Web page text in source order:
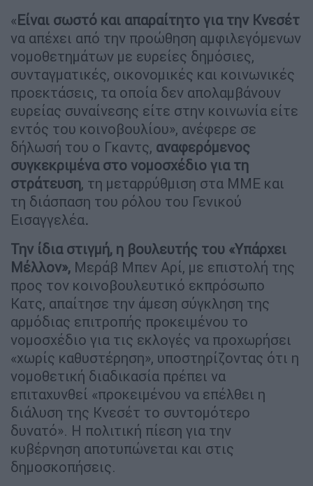
«Είναι σωστό και απαραίτητο για την Κνεσέτ
να απέχει από την προώθηση αμφιλεγόμενων
νομοθετημάτων με ευρείες δημόσιες,
συνταγματικές, οικονομικές και κοινωνικές
προεκτάσεις, τα οποία δεν απολαμβάνουν
ευρείας συναίνεσης είτε στην κοινωνία είτε
εντός του κοινοβουλίου», ανέφερε σε
δήλωσή του ο Γκαντς, αναφερόμενος
συγκεκριμένα στο νομοσχέδιο για τη
στράτευση, τη μεταρρύθμιση στα ΜΜΕ και
τη διάσπαση του ρόλου του Γενικού
Εισαγγελέα.
Την ίδια στιγμή, η βουλευτής του «Υπάρχει
Μέλλον», Μεράβ Μπεν Αρί, με επιστολή της
προς τον κοινοβουλευτικό εκπρόσωπο
Κατς, απαίτησε την άμεση σύγκληση της
αρμόδιας επιτροπής προκειμένου το
νομοσχέδιο για τις εκλογές να προχωρήσει
«χωρίς καθυστέρηση», υποστηρίζοντας ότι η
νομοθετική διαδικασία πρέπει να
επιταχυνθεί «προκειμένου να επέλθει η
διάλυση της Κνεσέτ το συντομότερο
δυνατό». Η πολιτική πίεση για την
κυβέρνηση αποτυπώνεται και στις
δημοσκοπήσεις.